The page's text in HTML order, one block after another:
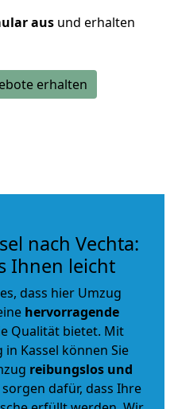
aus und erhalten
erhalten
nach Vechta:
Ihnen leicht
dass hier Umzug
hervorragende
Qualität bietet. Mit
Kassel können Sie
reibungslos und
dafür, dass Ihre